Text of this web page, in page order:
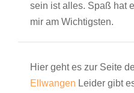
sein ist alles. Spaß hat
mir am Wichtigsten.
Hier geht es zur Seite
Ellwangen Leider gibt